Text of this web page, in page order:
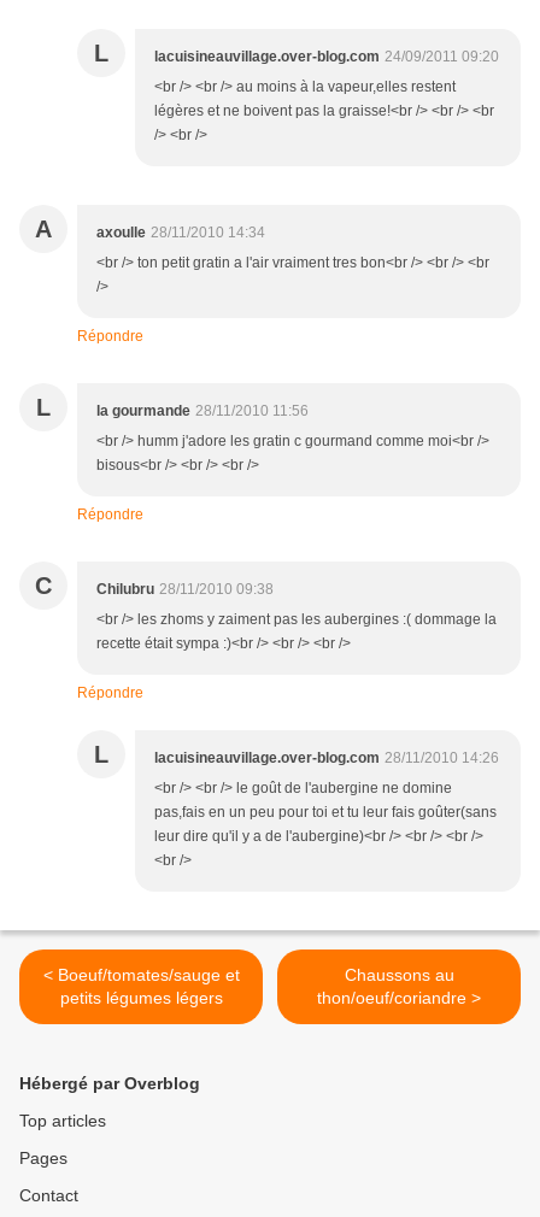
L lacuisineauvillage.over-blog.com 24/09/2011 09:20
<br /> <br /> au moins à la vapeur,elles restent
légères et ne boivent pas la graisse!<br /> <br /> <br
/> <br />
A axoulle 28/11/2010 14:34
<br /> ton petit gratin a l'air vraiment tres bon<br /> <br /> <br
/>
Répondre
L la gourmande 28/11/2010 11:56
<br /> humm j'adore les gratin c gourmand comme moi<br />
bisous<br /> <br /> <br />
Répondre
C Chilubru 28/11/2010 09:38
<br /> les zhoms y zaiment pas les aubergines :( dommage la
recette était sympa :)<br /> <br /> <br />
Répondre
L lacuisineauvillage.over-blog.com 28/11/2010 14:26
<br /> <br /> le goût de l'aubergine ne domine
pas,fais en un peu pour toi et tu leur fais goûter(sans
leur dire qu'il y a de l'aubergine)<br /> <br /> <br />
<br />
< Boeuf/tomates/sauge et
petits légumes légers
Chaussons au
thon/oeuf/coriandre >
Hébergé par Overblog
Top articles
Pages
Contact